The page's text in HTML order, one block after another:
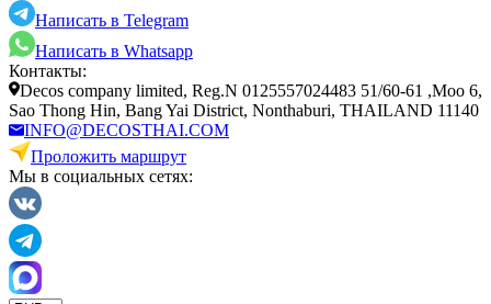
Написать в Telegram
Написать в Whatsapp
Контакты:
Decos company limited, Reg.N 0125557024483 51/60-61 ,Moo 6,
Sao Thong Hin, Bang Yai District, Nonthaburi, THAILAND 11140
INFO@DECOSTHAI.COM
Проложить маршрут
Мы в социальных сетях: